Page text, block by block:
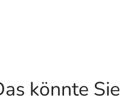
könnte